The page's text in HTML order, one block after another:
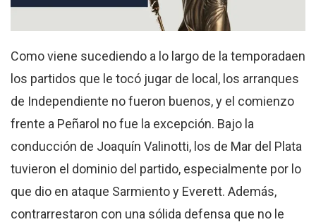
Como viene sucediendo a lo largo de la temporadaen
los partidos que le tocó jugar de local, los arranques
de Independiente no fueron buenos, y el comienzo
frente a Peñarol no fue la excepción. Bajo la
conducción de Joaquín Valinotti, los de Mar del Plata
tuvieron el dominio del partido, especialmente por lo
que dio en ataque Sarmiento y Everett. Además,
contrarrestaron con una sólida defensa que no le